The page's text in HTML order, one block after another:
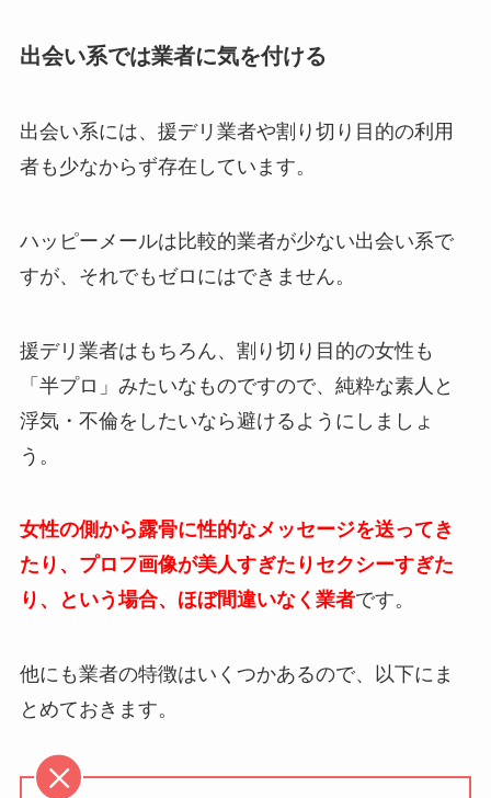
出会い系では業者に気を付ける
出会い系には、援デリ業者や割り切り目的の利用
者も少なからず存在しています。
ハッピーメールは比較的業者が少ない出会い系で
すが、それでもゼロにはできません。
援デリ業者はもちろん、割り切り目的の女性も
「半プロ」みたいなものですので、純粋な素人と
浮気・不倫をしたいなら避けるようにしましょ
う。
女性の側から露骨に性的なメッセージを送ってき
たり、プロフ画像が美人すぎたりセクシーすぎた
り、という場合、ほぼ間違いなく業者です。
他にも業者の特徴はいくつかあるので、以下にま
とめておきます。